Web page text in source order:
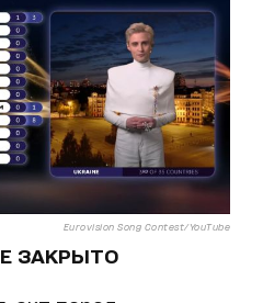
Eurovision Song Contest/YouTube
ЗАКРЫТО